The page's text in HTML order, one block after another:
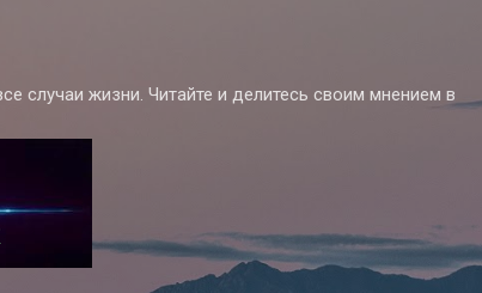
случаи жизни. Читайте и делитесь своим мнением в